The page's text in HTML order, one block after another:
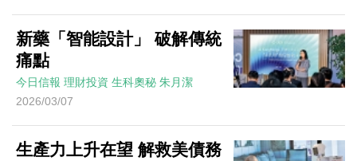
新藥「智能設計」 破解傳統
痛點
今日信報 理財投資 生科奧秘 朱月潔
2026/03/07
生產力上升在望 解救美債務